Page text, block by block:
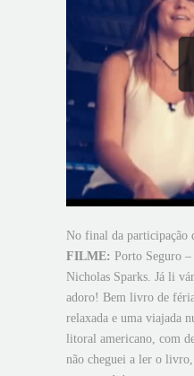
No final da participação
FILME: Porto Seguro –
Nicholas Sparks. Já li
adoro! Bem livro de
relaxada e uma viajada
litoral americano, com
não cheguei a ler o